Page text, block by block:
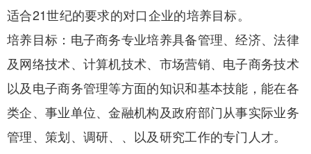
适合21世纪的要求的对口企业的培养目标。
培养目标：电子商务专业培养具备管理、经济、法律
及网络技术、计算机技术、市场营销、电子商务技术
以及电子商务管理等方面的知识和基本技能，能在各
类企、事业单位、金融机构及政府部门从事实际业务
管理、策划、调研、、以及研究工作的专门人才。